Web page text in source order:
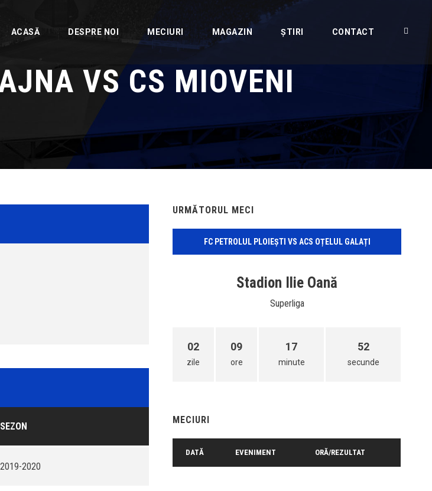
ACASĂ DESPRE NOI MECIURI MAGAZIN ȘTIRI CONTACT
VS CS MIOVENI
SEZON
2019-2020
URMĂTORUL MECI
FC PETROLUL PLOIEȘTI VS ACS OȚELUL GALAȚI
Stadion Ilie Oană
Superliga
02
zile
09
ore
17
minute
52
secunde
MECIURI
DATĂ EVENIMENT ORĂ/REZULTAT